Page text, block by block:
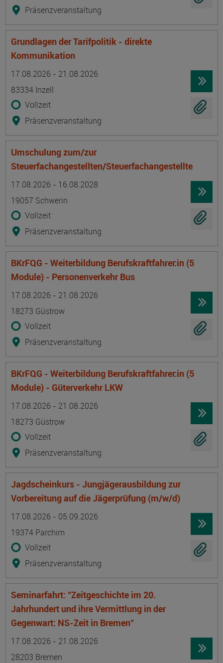
Präsenzveranstaltung
Grundlagen der Tarifpolitik - direkte
Kommunikation
17.08.2026 - 21.08.2026
83334 Inzell
Vollzeit
Präsenzveranstaltung
Umschulung zum/zur
Steuerfachangestellten/Steuerfachangestellte
17.08.2026 - 16.08.2028
19057 Schwerin
Vollzeit
Präsenzveranstaltung
BKrFQG - Weiterbildung Berufskraftfahrer:in (5
Module) - Personenverkehr Bus
17.08.2026 - 21.08.2026
18273 Güstrow
Vollzeit
Präsenzveranstaltung
BKrFQG - Weiterbildung Berufskraftfahrer:in (5
Module) - Güterverkehr LKW
17.08.2026 - 21.08.2026
18273 Güstrow
Vollzeit
Präsenzveranstaltung
Jagdscheinkurs - Jungjägerausbildung zur
Vorbereitung auf die Jägerprüfung (m/w/d)
17.08.2026 - 05.09.2026
19374 Parchim
Vollzeit
Präsenzveranstaltung
Seminarfahrt: "Zeitgeschichte im 20.
Jahrhundert und ihre Vermittlung in der
Gegenwart: NS-Zeit in Bremen"
17.08.2026 - 21.08.2026
28203 Bremen